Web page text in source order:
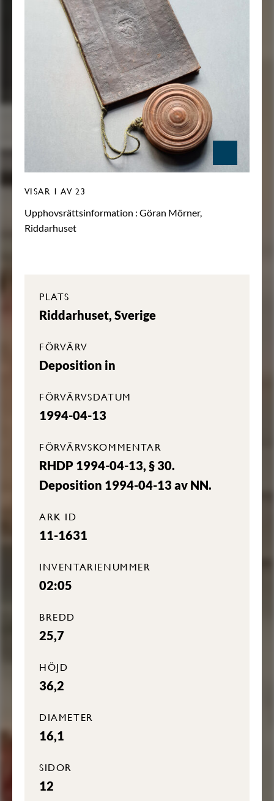
VISAR 1 AV 23
Upphovsrättsinformation : Göran Mörner,
Riddarhuset
PLATS
Riddarhuset, Sverige
FÖRVÄRV
Deposition in
FÖRVÄRVSDATUM
1994-04-13
FÖRVÄRVSKOMMENTAR
RHDP 1994-04-13, § 30.
Deposition 1994-04-13 av NN.
ARK ID
11-1631
INVENTARIENUMMER
02:05
BREDD
25,7
HÖJD
36,2
DIAMETER
16,1
SIDOR
12